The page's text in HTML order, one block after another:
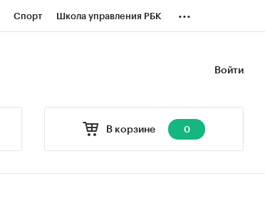
Спорт Школа управления РБК ...
Войти
В корзине 0